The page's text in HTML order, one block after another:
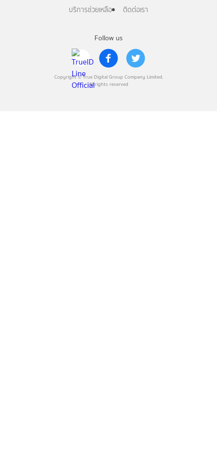
Follow us
Copyright © True Digital Group Company Limited.
All rights reserved
บริการช่วยเหลือ
ติดต่อเรา